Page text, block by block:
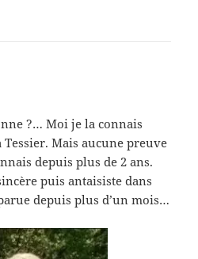
?… Moi je la connais
Mais aucune preuve
depuis plus de 2 ans.
puis antaisiste dans
depuis plus d’un mois…